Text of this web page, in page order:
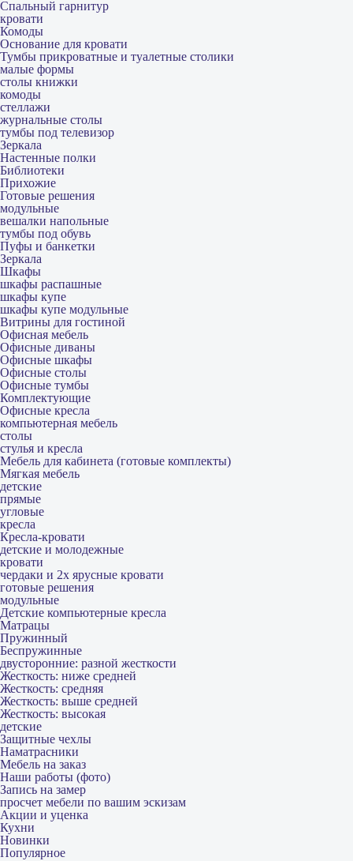
Спальный гарнитур
кровати
Комоды
Основание для кровати
Тумбы прикроватные и туалетные столики
малые формы
столы книжки
комоды
стеллажи
журнальные столы
тумбы под телевизор
Зеркала
Настенные полки
Библиотеки
Прихожие
Готовые решения
модульные
вешалки напольные
тумбы под обувь
Пуфы и банкетки
Зеркала
Шкафы
шкафы распашные
шкафы купе
шкафы купе модульные
Витрины для гостиной
Офисная мебель
Офисные диваны
Офисные шкафы
Офисные столы
Офисные тумбы
Комплектующие
Офисные кресла
компьютерная мебель
столы
стулья и кресла
Мебель для кабинета (готовые комплекты)
Мягкая мебель
детские
прямые
угловые
кресла
Кресла-кровати
детские и молодежные
кровати
чердаки и 2х ярусные кровати
готовые решения
модульные
Детские компьютерные кресла
Матрацы
Пружинный
Беспружинные
двусторонние: разной жесткости
Жесткость: ниже средней
Жесткость: средняя
Жесткость: выше средней
Жесткость: высокая
детские
Защитные чехлы
Наматрасники
Мебель на заказ
Наши работы (фото)
Запись на замер
просчет мебели по вашим эскизам
Акции и уценка
Кухни
Новинки
Популярное